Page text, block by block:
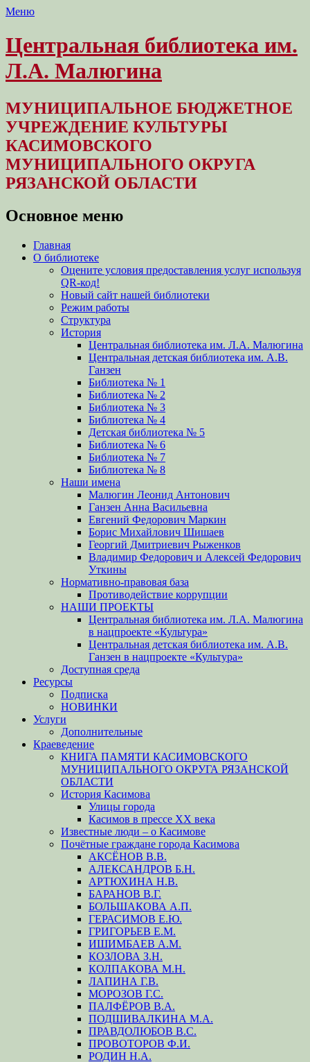
Меню
Центральная библиотека им.
Л.А. Малюгина
МУНИЦИПАЛЬНОЕ БЮДЖЕТНОЕ
УЧРЕЖДЕНИЕ КУЛЬТУРЫ
КАСИМОВСКОГО
МУНИЦИПАЛЬНОГО ОКРУГА
РЯЗАНСКОЙ ОБЛАСТИ
Основное меню
Перейти
содержимому
Главная
О библиотеке
Оцените условия предоставления услуг используя
QR-код!
Новый сайт нашей библиотеки
Режим работы
Структура
История
Центральная библиотека им. Л.А. Малюгина
Центральная детская библиотека им. А.В.
Ганзен
Библиотека № 1
Библиотека № 2
Библиотека № 3
Библиотека № 4
Детская библиотека № 5
Библиотека № 6
Библиотека № 7
Библиотека № 8
Наши имена
Малюгин Леонид Антонович
Ганзен Анна Васильевна
Евгений Федорович Маркин
Борис Михайлович Шишаев
Георгий Дмитриевич Рыженков
Владимир Федорович и Алексей Федорович
Уткины
Нормативно-правовая база
Противодействие коррупции
НАШИ ПРОЕКТЫ
Центральная библиотека им. Л.А. Малюгина
в нацпроекте «Культура»
Центральная детская библиотека им. А.В.
Ганзен в нацпроекте «Культура»
Доступная среда
Ресурсы
Подписка
НОВИНКИ
Услуги
Дополнительные
Краеведение
КНИГА ПАМЯТИ КАСИМОВСКОГО
МУНИЦИПАЛЬНОГО ОКРУГА РЯЗАНСКОЙ
ОБЛАСТИ
История Касимова
Улицы города
Касимов в прессе XX века
Известные люди – о Касимове
Почётные граждане города Касимова
АКСЁНОВ В.В.
АЛЕКСАНДРОВ Б.Н.
АРТЮХИНА Н.В.
БАРАНОВ В.Г.
БОЛЬШАКОВА А.П.
ГЕРАСИМОВ Е.Ю.
ГРИГОРЬЕВ Е.М.
ИШИМБАЕВ А.М.
КОЗЛОВА З.Н.
КОЛПАКОВА М.Н.
ЛАПИНА Г.В.
МОРОЗОВ Г.С.
ПАЛФЁРОВ В.А.
ПОДШИВАЛКИНА М.А.
ПРАВДОЛЮБОВ В.С.
ПРОВОТОРОВ Ф.И.
РОДИН Н.А.